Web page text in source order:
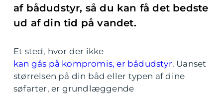
af bådudstyr, så du kan få det bedste
ud af din tid på vandet.
Et sted, hvor der ikke
kan gås på kompromis, er bådudstyr. Uanset
størrelsen på din båd eller typen af dine
søfarter, er grundlæggende